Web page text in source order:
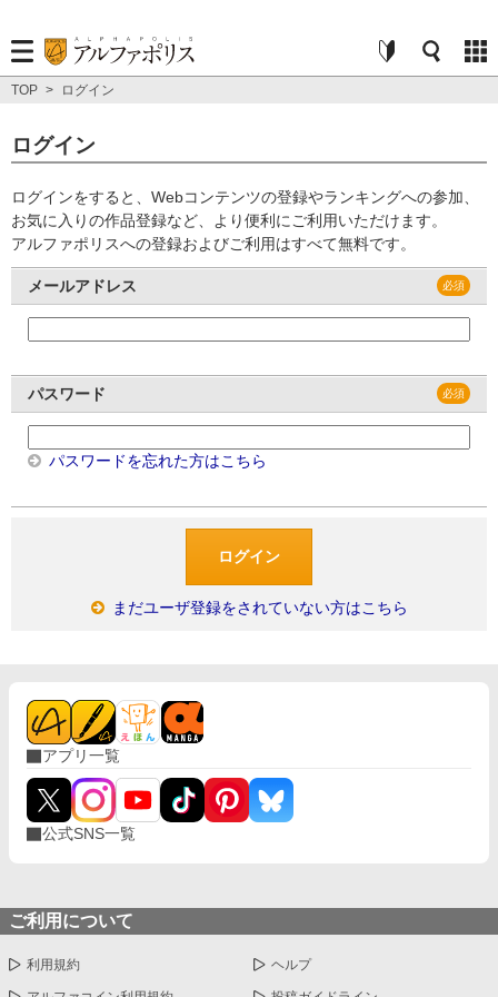
TOP > ログイン
ログイン
ログインをすると、Webコンテンツの登録やランキングへの参加、
お気に入りの作品登録など、より便利にご利用いただけます。
アルファポリスへの登録およびご利用はすべて無料です。
メールアドレス
パスワード
パスワードを忘れた方はこちら
まだユーザ登録をされていない方はこちら
アプリ一覧
公式SNS一覧
ご利用について
利用規約 ヘルプ